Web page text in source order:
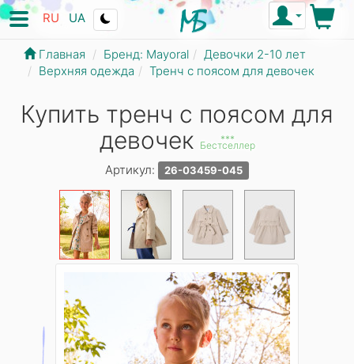
RU UA
Главная Бренд: Mayoral
Девочки 2-10 лет
Верхняя одежда
Тренч с поясом для девочек
Купить тренч с поясом для
девочек
***
Бестселлер
Артикул: 26-03459-045